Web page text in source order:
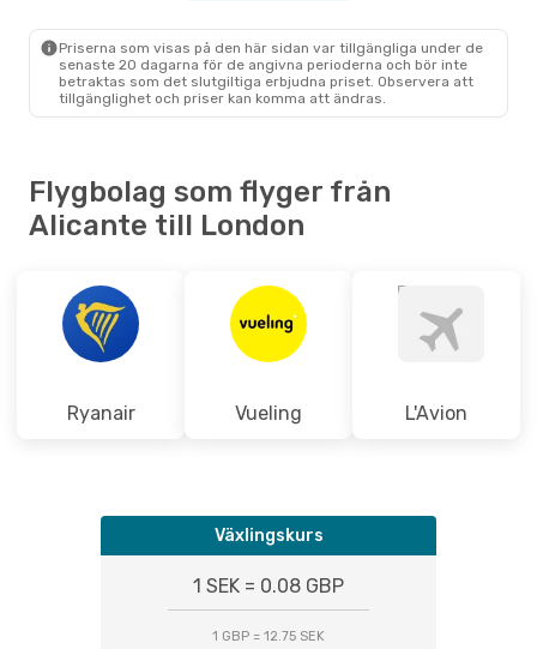
Priserna som visas på den här sidan var tillgängliga under de
senaste 20 dagarna för de angivna perioderna och bör inte
betraktas som det slutgiltiga erbjudna priset. Observera att
tillgänglighet och priser kan komma att ändras.
Flygbolag som flyger från
Alicante till London
Ryanair Vueling L'Avion
Växlingskurs
1 SEK = 0.08 GBP
1 GBP = 12.75 SEK